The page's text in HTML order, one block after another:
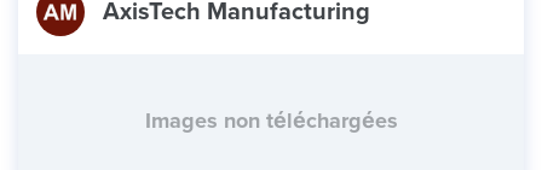
AxisTech Manufacturing
Images non téléchargées